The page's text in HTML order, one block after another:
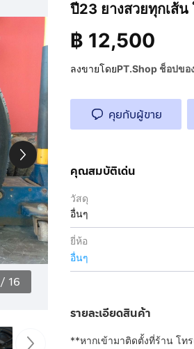
/ 16
ปี23 ยางสวยทุกเส้น
฿ 12,500
ลงขายโดยPT.Shop ช็อปขอ
คุยกับผู้ขาย
คุณสมบัติเด่น
วัสดุ
อื่นๆ
ยี่ห้อ
อื่นๆ
รายละเอียดสินค้า
**หากเข้ามาติดตั้งที่ร้าน โท